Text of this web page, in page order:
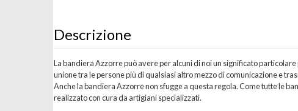
Descrizione
La bandiera Azzorre può avere per alcuni di noi un significato
unione tra le persone più di qualsiasi altro mezzo di comunicazione e
Anche la bandiera Azzorre non sfugge a questa regola. Come tutte le
realizzato con cura da artigiani specializzati.